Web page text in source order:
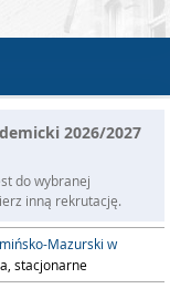
2026/2027
do wybranej
inną rekrutację.
Mazurski w
stacjonarne